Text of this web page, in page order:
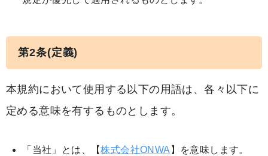
第2条(定義)
本規約において使用する以下の用語は、各々以下に
定める意味を有するものとします。
「当社」とは、【株式会社ONWA 】を意味します。